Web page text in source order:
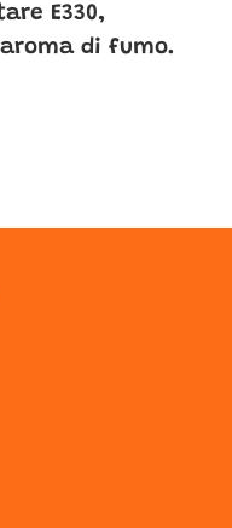
E330,
di fumo.